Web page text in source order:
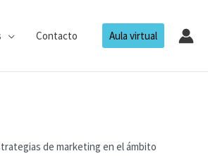
Contacto Aula virtual
de marketing en el ámbito